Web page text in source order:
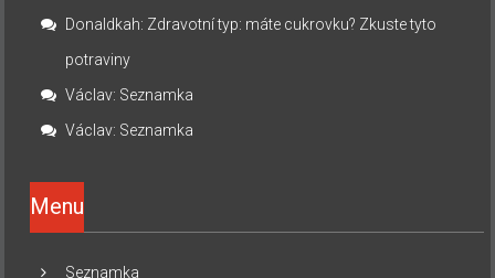
Donaldkah: Zdravotní typ: máte cukrovku? Zkuste tyto
potraviny
Václav: Seznamka
Václav: Seznamka
Menu
Seznamka